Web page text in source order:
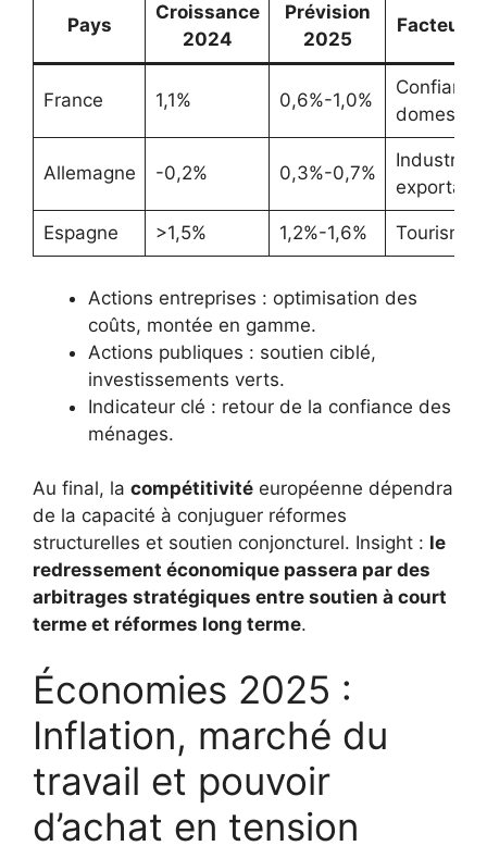
Pays
Croissance
2024
Prévision
2025
Facteur
France 1,1% 0,6%-1,0%
Confiance
Allemagne -0,2% 0,3%-0,7%
Industrie
Espagne >1,5% 1,2%-1,6% Tourisme
Actions entreprises : optimisation des
coûts, montée en gamme.
Actions publiques : soutien ciblé,
investissements verts.
Indicateur clé : retour de la confiance des
ménages.
Au final, la compétitivité européenne dépendra
de la capacité à conjuguer réformes
structurelles et soutien conjoncturel. Insight : le
redressement économique passera par des
arbitrages stratégiques entre soutien à court
terme et réformes long terme.
Économies 2025 :
Inflation, marché du
travail et pouvoir
d’achat en tension